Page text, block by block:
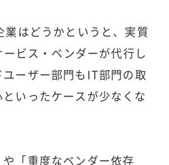
はどうかというと、実質
ビス・ベンダーが代行し
ーザー部門もIT部門の取
いったケースが少なくな
「重度なベンダー依存